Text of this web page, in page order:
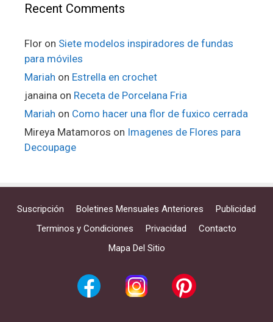
Recent Comments
Flor on Siete modelos inspiradores de fundas
para móviles
Mariah on Estrella en crochet
janaina on Receta de Porcelana Fria
Mariah on Como hacer una flor de fuxico cerrada
Mireya Matamoros on Imagenes de Flores para
Decoupage
Suscripción Boletines Mensuales Anteriores
Publicidad
Terminos y Condiciones
Privacidad
Contacto
Mapa Del Sitio